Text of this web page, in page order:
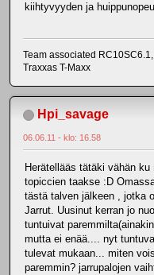
kiihtyvyyden ja
Team associated
Traxxas T-Maxx
Hpi_savage
06.06.11 - klo: 16.58
Herätellääs tätäki vähän
topiccien taakse :D
tästä talven jälkeen , jotka
Jarrut. Uusinut kerran jo
tuntuivat
mutta ei enää.... nyt
tulevat mukaan... miten
paremmin? jarrupalojen